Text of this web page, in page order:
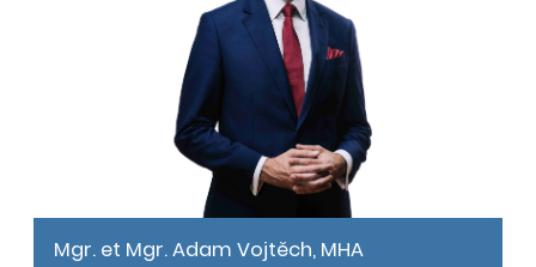
Mgr. et Mgr. Adam Vojtěch, MHA